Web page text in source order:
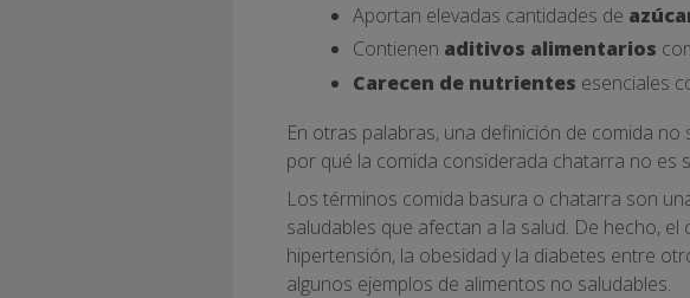
Aportan elevadas cantidades de
Contienen aditivos alimentarios
Carecen de nutrientes esenciales
En otras palabras, una definición de comida no
por qué la comida considerada chatarra no es
Los términos comida basura o chatarra son
saludables que afectan a la salud. De hecho,
hipertensión, la obesidad y la diabetes entre
algunos ejemplos de alimentos no saludables.